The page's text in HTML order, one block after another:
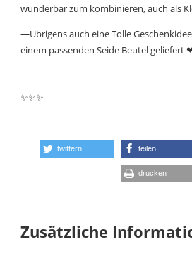
wunderbar zum kombinieren, auch als
—Übrigens auch eine Tolle
einem passenden Seide Beutel geliefert
✨✨✨
twittern teilen
drucken
Zusätzliche